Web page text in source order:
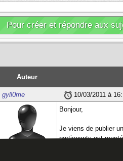
Pour créer et répondre aux
Auteur
gyll0me 10/03/2011 à
Bonjour,
Je viens de publier
particpants est
d'affilé. Sauf
pour améliorer au